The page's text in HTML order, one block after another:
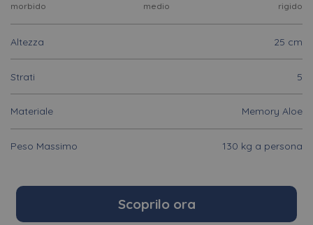
morbido medio rigido
Altezza 25 cm
Strati 5
Materiale Memory Aloe
Peso Massimo 130 kg a persona
Scoprilo ora